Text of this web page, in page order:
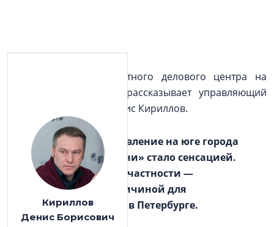
Кириллов
Денис Борисович
Об особенностях высотного делового центра на
площади Конституции рассказывает управляющий
партнёр УК «Лидер» Денис Кириллов.
Четыре года назад появление на юге города
первой офисной «башни» стало сенсацией.
Некоторые решения, в частности — ​
медиафасад, стали причиной для
споров, уместно ли это в Петербурге.